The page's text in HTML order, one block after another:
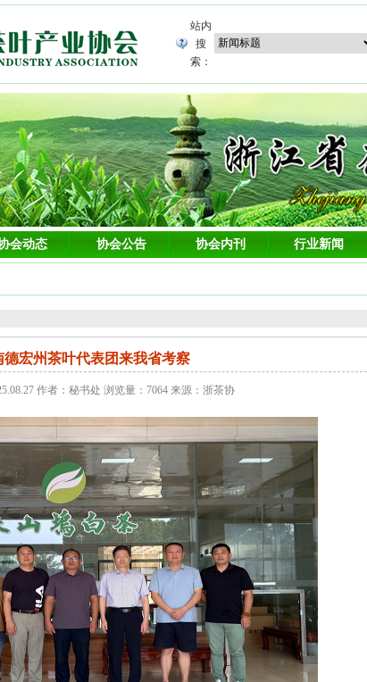
站内
搜
索：
会动态 协会公告 协会内刊 行业新闻
德宏州茶叶代表团来我省考察
作者：秘书处 浏览量：7064 来源：浙茶协